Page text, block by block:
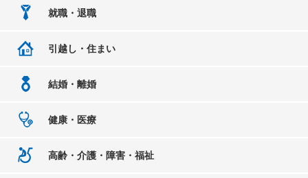
就職・退職
引越し・住まい
結婚・離婚
健康・医療
高齢・介護・障害・福祉